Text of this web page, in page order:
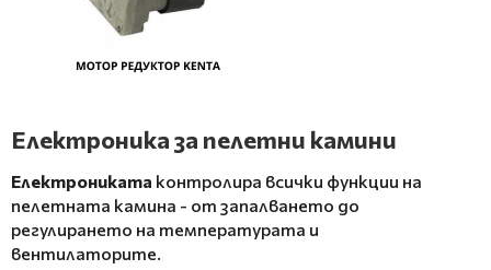
Електроника за пелетни камини
Електрониката контролира всички функции на
пелетната камина - от запалването до
регулирането на температурата и
вентилаторите.